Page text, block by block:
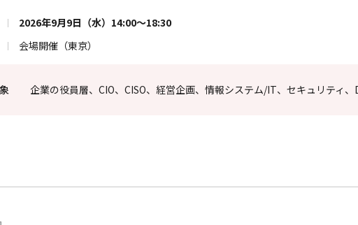
2026年9月9日（水）14:00～18:30
会場開催（東京）
企業の役員層、CIO、CISO、経営企画、情報システム/IT、セキュリティ